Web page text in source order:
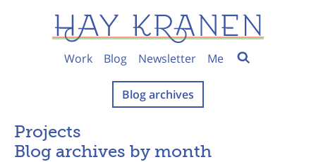
Work Blog Newsletter Me
Blog archives
Projects
Blog archives by month